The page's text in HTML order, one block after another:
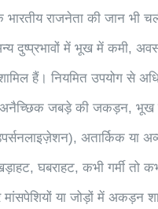
राजनेता की जान भी
दुष्प्रभावों में भूख में कमी,
हैं। नियमित उपयोग से
में अनैच्छिक जबड़े की जकड़न, भूख
अतार्किक या
घबराहट, कभी गर्मी तो
या जोड़ों में अकड़न